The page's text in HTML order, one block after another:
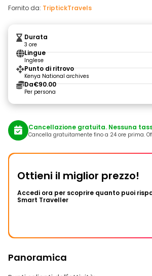
Fornito da: TriptickTravels
Durata
3 ore
Lingue
Inglese
Punto di ritrovo
Kenya National archives
Da€90.00
Per persona
Cancellazione gratuita. Nessuna
Cancella gratuitamente fino a 24 ore prima.
Ottieni il miglior prezzo!
Accedi ora per scoprire quanto puoi
Smart Traveller
Panoramica